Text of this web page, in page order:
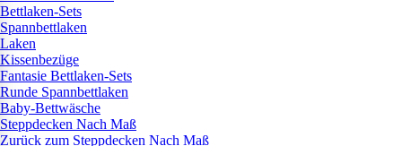
Bettlaken-Sets
Spannbettlaken
Laken
Kissenbezüge
Fantasie Bettlaken-Sets
Runde Spannbettlaken
Baby-Bettwäsche
Steppdecken Nach Maß
Zurück zum Steppdecken Nach Maß